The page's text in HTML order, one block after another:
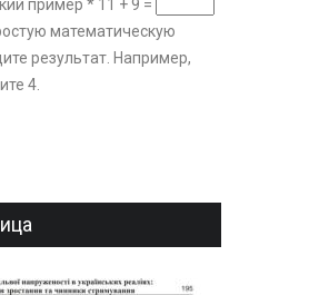
пример * 11 + 9 =
математическую
результат. Например,
4.